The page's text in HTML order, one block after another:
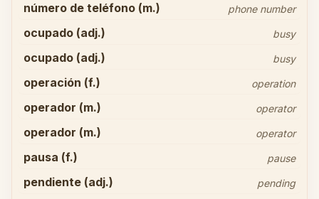
número de teléfono (m.) phone number
ocupado (adj.) busy
ocupado (adj.) busy
operación (f.) operation
operador (m.) operator
operador (m.) operator
pausa (f.) pause
pendiente (adj.) pending